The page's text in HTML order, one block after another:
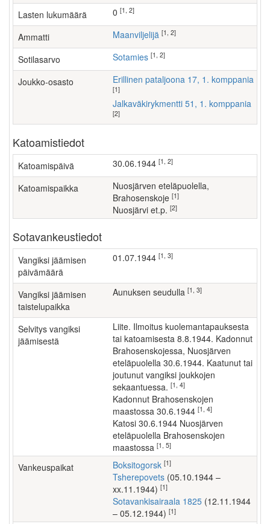
Lasten lukumäärä [1, 2]
Ammatti maanviljelijä [1, 2]
Sotilasarvo Sotamies [1, 2]
Joukko-osasto Erillinen pataljoona 17, 1. komppania
[1]
Jalkaväkirykmentti 51, 1. komppania
[2]
Katoamistiedot
Katoamispäivä 30.06.1944 [1, 2]
Katoamispaikka
Nuosjärven eteläpuolella,
Brahosenskoje [1]
Nuosjärvi et.p. [2]
Sotavankeustiedot
Vangiksi jäämisen
päivämäärä
01.07.1944 [1, 3]
Vangiksi jäämisen
taistelupaikka
Aunuksen seudulla [1, 3]
Selvitys vangiksi
jäämisestä
Liite. Ilmoitus kuolemantapauksesta
tai katoamisesta 8.8.1944. Kadonnut
Brahosenskojessa, Nuosjärven
eteläpuolella 30.6.1944. Kaatunut tai
joutunut vangiksi joukkojen
sekaantuessa. [1, 4]
kadonnut Brahosenskojen
maastossa 30.6.1944 [1, 4]
katosi 30.6.1944 Nuosjärven
eteläpuolella Brahosenskojen
maastossa [1, 5]
Vankeuspaikat Boksitogorsk [1]
Tsherepovets (05.10.1944 –
xx.11.1944) [1]
Sotavankisairaala 1825 (12.11.1944
– 05.12.1944) [1]